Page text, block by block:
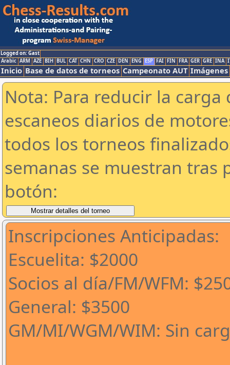
Logged on: Gast
Arabic ARM AZE BIH BUL CAT CHN CRO CZE DEN ENG ESP FAI FIN FRA GER GRE INA
Inicio Base de datos de torneos Campeonato AUT Imágenes
Nota: Para reducir la
escaneos diarios de
todos los torneos
semanas se muestran tras
botón:
Inscripciones Anticipadas:
Escuelita: $2000
Socios al día/FM/WFM:
General: $3500
GM/MI/WGM/WIM: Sin